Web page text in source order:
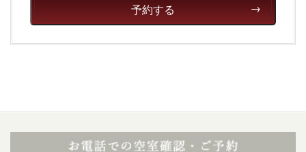
予約する